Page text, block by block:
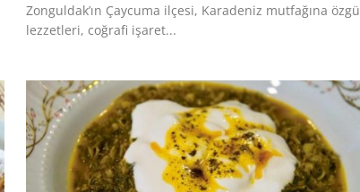
Zonguldak’ın Çaycuma ilçesi, Karadeniz mutfağına özgü
lezzetleri, coğrafi işaret...